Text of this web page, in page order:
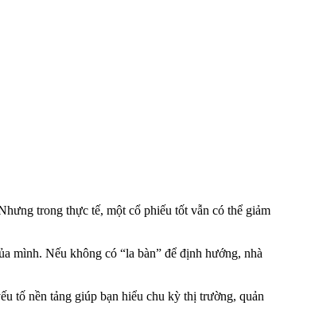
trong thực tế, một cổ phiếu tốt vẫn có thể giảm
mình. Nếu không có “la bàn” để định hướng, nhà
tố nền tảng giúp bạn hiểu chu kỳ thị trường, quản